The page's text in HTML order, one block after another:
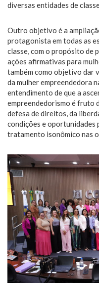
diversas entidades de
Outro objetivo é a
protagonista em todas as
classe, com o propósito de
ações afirmativas para
também como objetivo dar
da mulher empreendedora
entendimento de que a
empreendedorismo é fruto
defesa de direitos, da
condições e oportunidades
tratamento isonômico nas